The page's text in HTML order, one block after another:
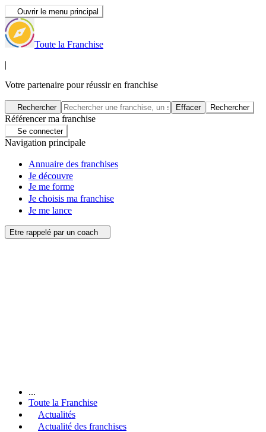
Ouvrir le menu principal
Toute la Franchise
|
Votre partenaire pour réussir en franchise
Rechercher Effacer Rechercher
Référencer ma franchise
Se connecter
Navigation principale
Annuaire des franchises
Je découvre
Je me forme
Je choisis ma franchise
Je me lance
Etre rappelé par un coach
...
Toute la Franchise
Actualités
Actualité des franchises